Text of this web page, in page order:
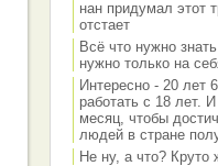
нан придумал этот
отстает
Всё что нужно
нужно только на
Интересно - 20 лет
работать с 18 лет.
месяц, чтобы
людей в стране
Не ну, а что?